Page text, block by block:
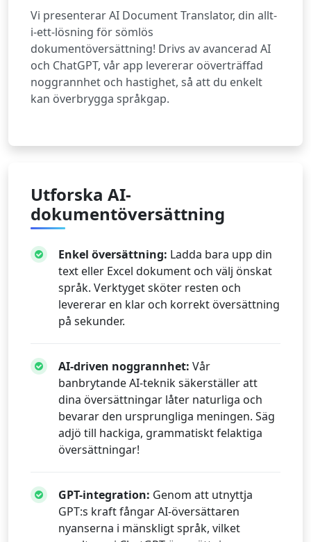
Vi presenterar AI Document Translator, din allt-
i-ett-lösning för sömlös
dokumentöversättning! Drivs av avancerad AI
och ChatGPT, vår app levererar oöverträffad
noggrannhet och hastighet, så att du enkelt
kan överbrygga språkgap.
Utforska AI-
dokumentöversättning
Enkel översättning: Ladda bara upp din
text eller Excel dokument och välj önskat
språk. Verktyget sköter resten och
levererar en klar och korrekt översättning
på sekunder.
AI-driven noggrannhet: Vår
banbrytande AI-teknik säkerställer att
dina översättningar låter naturliga och
bevarar den ursprungliga meningen. Säg
adjö till hackiga, grammatiskt felaktiga
översättningar!
GPT-integration: Genom att utnyttja
GPT:s kraft fångar AI-översättaren
nyanserna i mänskligt språk, vilket